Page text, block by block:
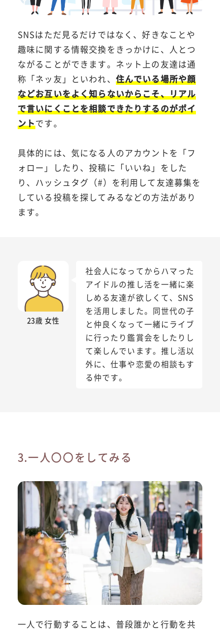
SNSはただ見るだけではなく、好きなことや
趣味に関する情報交換をきっかけに、人とつ
ながることができます。ネット上の友達は通
称「ネッ友」といわれ、 住んでいる場所や顔
などお互いをよく知らないからこそ、リアル
で言いにくことを相談できたりするのがポイ
ントです。
具体的には、気になる人のアカウントを「フ
ォロー」したり、投稿に「いいね」をした
り、ハッシュタグ（#）を利用して友達募集を
している投稿を探してみるなどの方法があり
ます。
23歳 女性
社会人になってからハマった
アイドルの推し活を一緒に楽
しめる友達が欲しくて、SNS
を活用しました。同世代の子
と仲良くなって一緒にライブ
に行ったり鑑賞会をしたりし
て楽しんでいます。推し活以
外に、仕事や恋愛の相談もす
る仲です。
3.一人〇〇をしてみる
一人で行動することは、普段誰かと行動を共